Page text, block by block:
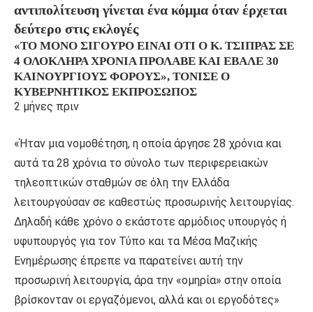
αντιπολίτευση γίνεται ένα κόμμα όταν έρχεται
δεύτερο στις εκλογές
«ΤΟ ΜΌΝΟ ΣΊΓΟΥΡΟ ΕΊΝΑΙ ΌΤΙ Ο Κ. ΤΣΊΠΡΑΣ ΣΕ
4 ΟΛΌΚΛΗΡΑ ΧΡΌΝΙΑ ΠΡΌΛΑΒΕ ΚΑΙ ΈΒΑΛΕ 30
ΚΑΙΝΟΎΡΓΙΟΥΣ ΦΌΡΟΥΣ», ΤΌΝΙΣΕ Ο
ΚΥΒΕΡΝΗΤΙΚΌΣ ΕΚΠΡΌΣΩΠΟΣ
2 μήνες πριν
«Ήταν μια νομοθέτηση, η οποία άργησε 28 χρόνια και
αυτά τα 28 χρόνια το σύνολο των περιφερειακών
τηλεοπτικών σταθμών σε όλη την Ελλάδα
λειτουργούσαν σε καθεστώς προσωρινής λειτουργίας.
Δηλαδή κάθε χρόνο ο εκάστοτε αρμόδιος υπουργός ή
υφυπουργός για τον Τύπο και τα Μέσα Μαζικής
Ενημέρωσης έπρεπε να παρατείνει αυτή την
προσωρινή λειτουργία, άρα την «ομηρία» στην οποία
βρίσκονταν οι εργαζόμενοι, αλλά και οι εργοδότες»